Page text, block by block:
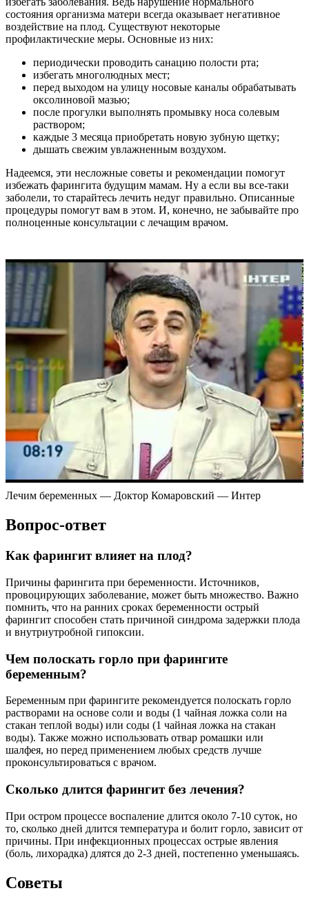
состояния организма матери всегда оказывает негативное
воздействие на плод. Существуют некоторые
профилактические меры. Основные из них:
периодически проводить санацию полости рта;
избегать многолюдных мест;
перед выходом на улицу носовые каналы обрабатывать
оксолиновой мазью;
после прогулки выполнять промывку носа солевым
раствором;
каждые 3 месяца приобретать новую зубную щетку;
дышать свежим увлажненным воздухом.
Надеемся, эти несложные советы и рекомендации помогут
избежать фарингита будущим мамам. Ну а если вы все-таки
заболели, то старайтесь лечить недуг правильно. Описанные
процедуры помогут вам в этом. И, конечно, не забывайте про
полноценные консультации с лечащим врачом.
Лечим беременных — Доктор Комаровский — Интер
Вопрос-ответ
Как фарингит влияет на плод?
Причины фарингита при беременности. Источников,
провоцирующих заболевание, может быть множество. Важно
помнить, что на ранних сроках беременности острый
фарингит способен стать причиной синдрома задержки плода
и внутриутробной гипоксии.
Чем полоскать горло при фарингите
беременным?
Беременным при фарингите рекомендуется полоскать горло
растворами на основе соли и воды (1 чайная ложка соли на
стакан теплой воды) или соды (1 чайная ложка на стакан
воды). Также можно использовать отвар ромашки или
шалфея, но перед применением любых средств лучше
проконсультироваться с врачом.
Сколько длится фарингит без лечения?
При остром процессе воспаление длится около 7-10 суток, но
то, сколько дней длится температура и болит горло, зависит от
причины. При инфекционных процессах острые явления
(боль, лихорадка) длятся до 2-3 дней, постепенно уменьшаясь.
Советы